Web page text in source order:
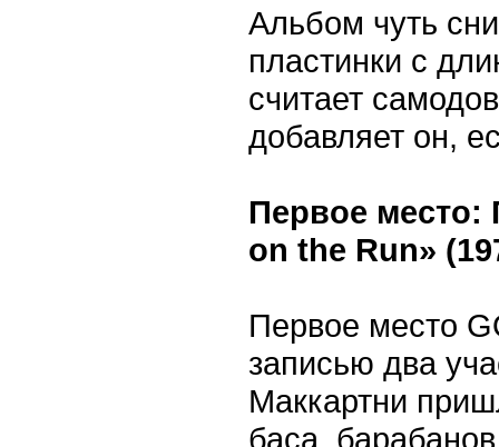
Альбом чуть
пластинки с
считает
добавляет он,
Первое место:
on the Run»
Первое место
записью два
Маккартни
баса,